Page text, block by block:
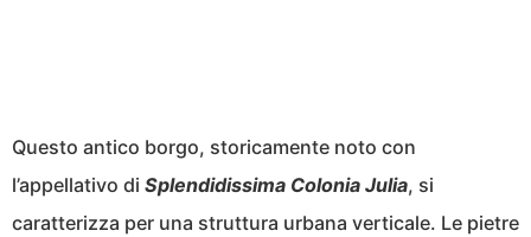
Questo antico borgo, storicamente noto con
l’appellativo di Splendidissima Colonia Julia, si
caratterizza per una struttura urbana verticale. Le pietre